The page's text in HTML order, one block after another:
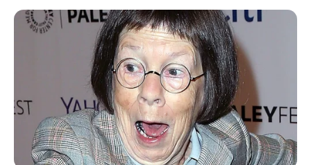
3. Ponto baixíssimo (Pbx)